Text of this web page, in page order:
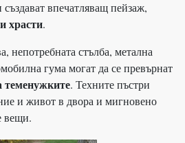
впечатляващ пейзаж,
храсти.
непотребната стълба, метална
гума могат да се превърнат
теменужките. Техните пъстри
и живот в двора и мигновено
вещи.